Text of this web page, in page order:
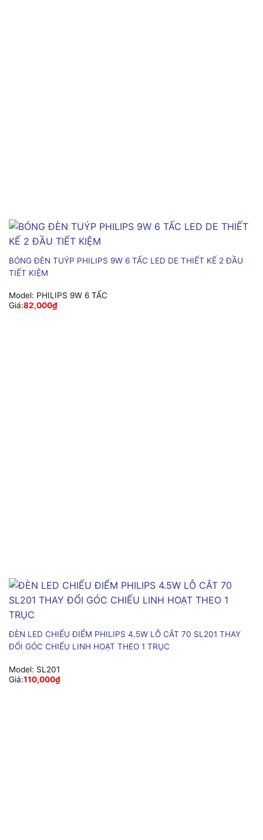
BÓNG ĐÈN TUÝP PHILIPS 9W 6 TẤC LED DE THIẾT KẾ 2 ĐẦU
TIẾT KIỆM
Model: PHILIPS 9W 6 TẤC
Giá:82,000₫
ĐÈN LED CHIẾU ĐIỂM PHILIPS 4.5W LỖ CẮT 70 SL201 THAY
ĐỔI GÓC CHIẾU LINH HOẠT THEO 1 TRỤC
Model: SL201
Giá:110,000₫